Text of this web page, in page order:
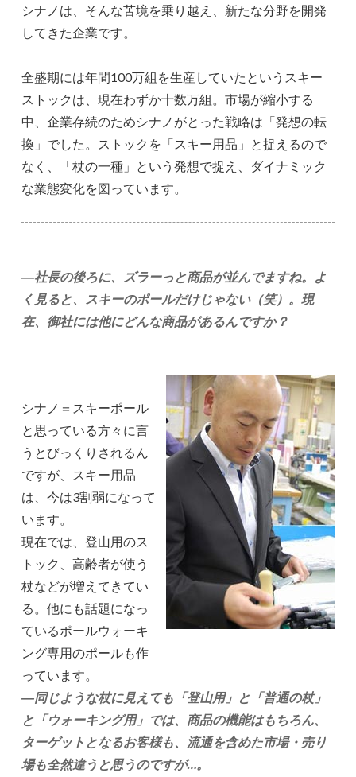
シナノは、そんな苦境を乗り越え、新たな分野を開発
してきた企業です。
全盛期には年間100万組を生産していたというスキー
ストックは、現在わずか十数万組。市場が縮小する
中、企業存続のためシナノがとった戦略は「発想の転
換」でした。ストックを「スキー用品」と捉えるので
なく、「杖の一種」という発想で捉え、ダイナミック
な業態変化を図っています。
―社長の後ろに、ズラーっと商品が並んでますね。よ
く見ると、スキーのポールだけじゃない（笑）。現
在、御社には他にどんな商品があるんですか？
シナノ＝スキーポール
と思っている方々に言
うとびっくりされるん
ですが、スキー用品
は、今は3割弱になって
います。
現在では、登山用のス
トック、高齢者が使う
杖などが増えてきてい
る。他にも話題になっ
ているポールウォーキ
ング専用のポールも作
っています。
―同じような杖に見えても「登山用」と「普通の杖」
と「ウォーキング用」では、商品の機能はもちろん、
ターゲットとなるお客様も、流通を含めた市場・売り
場も全然違うと思うのですが…。